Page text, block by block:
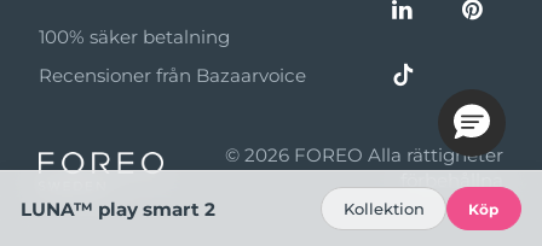
Affiliateprogram
Affiliate-nyheter
Användningsvillkor
100% säker betalning
Recensioner från Bazaarvoice
© 2026 FOREO Alla rättigheter
LUNA™ play smart 2
Kollektion Köp